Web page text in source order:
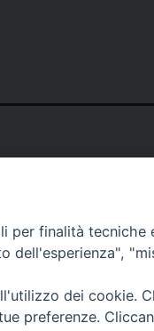
per finalità
dell'esperienza",
dei cookie.
preferenze.